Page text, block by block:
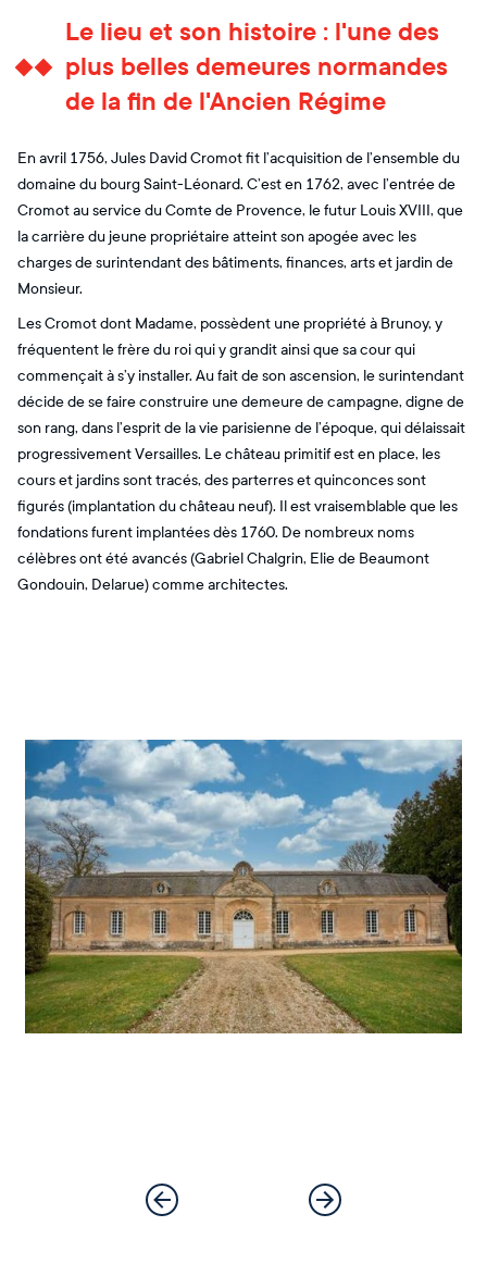
Le lieu et son histoire : l'une des
plus belles demeures normandes
de la fin de l'Ancien Régime
En avril 1756, Jules David Cromot fit l’acquisition de l’ensemble du
domaine du bourg Saint-Léonard. C’est en 1762, avec l’entrée de
Cromot au service du Comte de Provence, le futur Louis XVIII, que
la carrière du jeune propriétaire atteint son apogée avec les
charges de surintendant des bâtiments, finances, arts et jardin de
Monsieur.
Les Cromot dont Madame, possèdent une propriété à Brunoy, y
fréquentent le frère du roi qui y grandit ainsi que sa cour qui
commençait à s’y installer. Au fait de son ascension, le surintendant
décide de se faire construire une demeure de campagne, digne de
son rang, dans l’esprit de la vie parisienne de l’époque, qui délaissait
progressivement Versailles. Le château primitif est en place, les
cours et jardins sont tracés, des parterres et quinconces sont
figurés (implantation du château neuf). Il est vraisemblable que les
fondations furent implantées dès 1760. De nombreux noms
célèbres ont été avancés (Gabriel Chalgrin, Elie de Beaumont
Gondouin, Delarue) comme architectes.